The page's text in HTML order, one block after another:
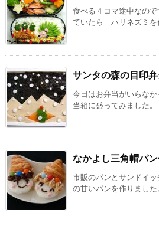
食べる４コマ途中なの
ていたら ハリネズミを
サンタの森の目印
今日はお弁当がいらな
当箱に盛ってみました
なかよし三角帽パ
市販のパンとサンドイ
の甘いパンを作りまし